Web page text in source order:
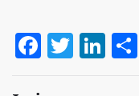
Twitter